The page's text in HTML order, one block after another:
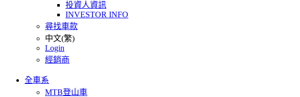
投資人資訊
INVESTOR INFO
尋找車款
中文(繁)
Login
經銷商
全車系
MTB登山車